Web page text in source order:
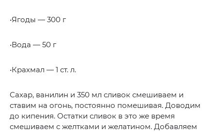
•Ягоды — 300 г
•Вода — 50 г
•Крахмал — 1 ст. л.
Сахар, ванилин и 350 мл сливок смешиваем и
ставим на огонь, постоянно помешивая. Доводим
до кипения. Остатки сливок в это же время
смешиваем с желтками и желатином. Добавляем